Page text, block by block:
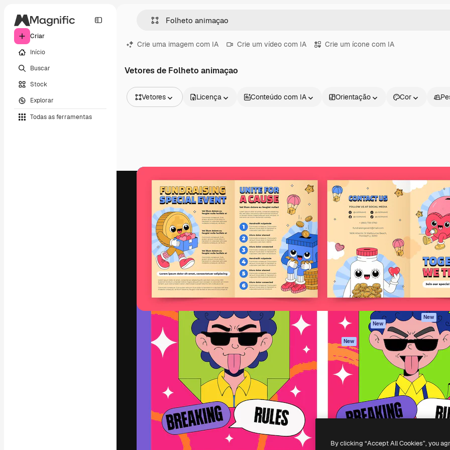
Criar
Início
Buscar
Stock
Explorar
Todas as ferramentas
Crie uma imagem com IA Crie um vídeo com IA Crie um ícone com IA
Vetores de Folheto animaçao
Vetores
Vídeos
Clipes de vídeo
Animações
Modelos de vídeos
Modelos 3D
Licença Conteúdo com IA Orientação Cor
A plataforma criativa para você direcionar
seu melhor trabalho. Mais de 1 milhão de
assinantes entre criativos, empresas,
agências e estúdios.
Português
Produtos
Spaces
Assistente de IA
Gerador de
imagens
Gerador de vídeos
Texto para voz
MCP para
Claude/ChatGPT
New
Agentes New
App móvel
Todas as
Começar
Academy
Documentação
Atendimento
Termos e
condições
Política de
Originais New
Política de
Central de
confiabilidade
Afiliados
Empresas
Copyright © 2010- 2026 Freepik Company S.L.U. Todos os direitos reservados.
By clicking “Accept All Cookies”, you